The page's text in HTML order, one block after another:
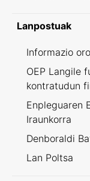
Lanpostuak
Informazio
OEP Langile
kontratudun
Enpleguaren
Iraunkorra
Denboraldi
Lan Poltsa